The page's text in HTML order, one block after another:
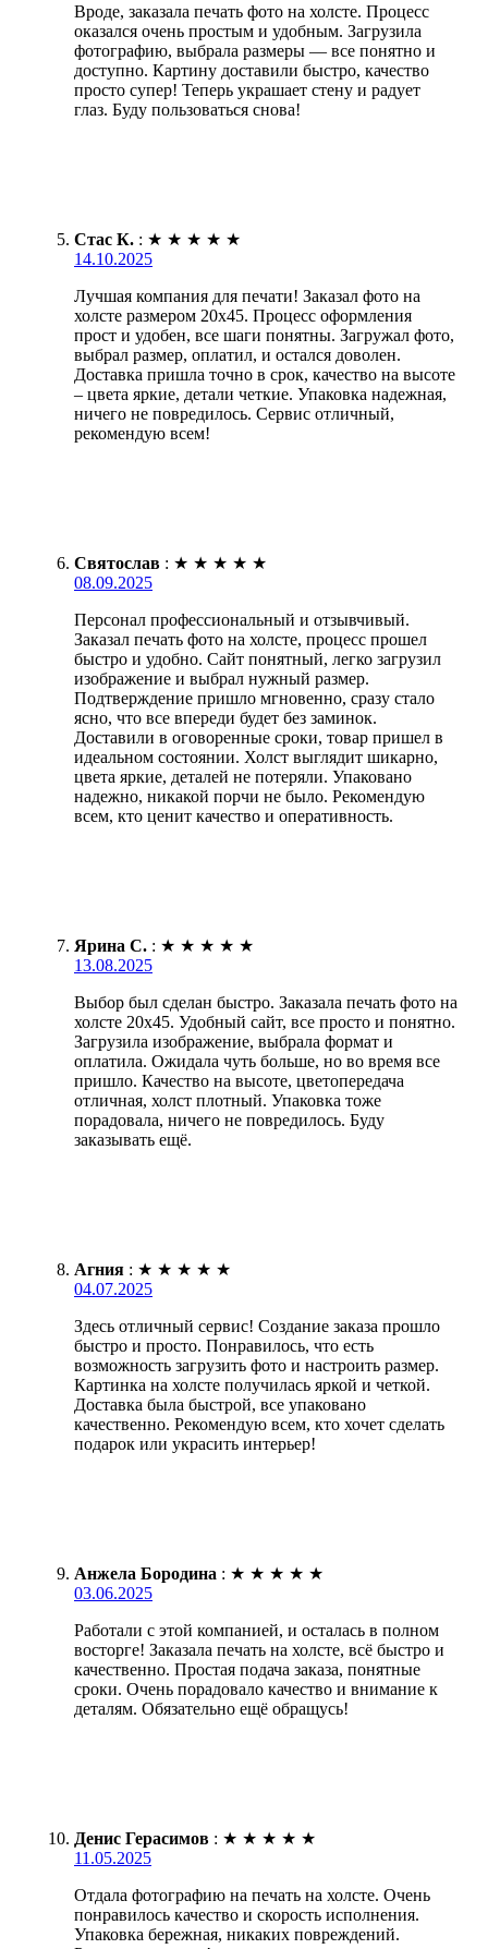
Вроде, заказала печать фото на холсте. Процесс
оказался очень простым и удобным. Загрузила
фотографию, выбрала размеры — все понятно и
доступно. Картину доставили быстро, качество
просто супер! Теперь украшает стену и радует
глаз. Буду пользоваться снова!
Стас К. : ★ ★ ★ ★ ★
14.10.2025
Лучшая компания для печати! Заказал фото на
холсте размером 20х45. Процесс оформления
прост и удобен, все шаги понятны. Загружал фото,
выбрал размер, оплатил, и остался доволен.
Доставка пришла точно в срок, качество на высоте
– цвета яркие, детали четкие. Упаковка надежная,
ничего не повредилось. Сервис отличный,
рекомендую всем!
Святослав : ★ ★ ★ ★ ★
08.09.2025
Персонал профессиональный и отзывчивый.
Заказал печать фото на холсте, процесс прошел
быстро и удобно. Сайт понятный, легко загрузил
изображение и выбрал нужный размер.
Подтверждение пришло мгновенно, сразу стало
ясно, что все впереди будет без заминок.
Доставили в оговоренные сроки, товар пришел в
идеальном состоянии. Холст выглядит шикарно,
цвета яркие, деталей не потеряли. Упаковано
надежно, никакой порчи не было. Рекомендую
всем, кто ценит качество и оперативность.
Ярина С. : ★ ★ ★ ★ ★
13.08.2025
Выбор был сделан быстро. Заказала печать фото на
холсте 20х45. Удобный сайт, все просто и понятно.
Загрузила изображение, выбрала формат и
оплатила. Ожидала чуть больше, но во время все
пришло. Качество на высоте, цветопередача
отличная, холст плотный. Упаковка тоже
порадовала, ничего не повредилось. Буду
заказывать ещё.
Агния : ★ ★ ★ ★ ★
04.07.2025
Здесь отличный сервис! Создание заказа прошло
быстро и просто. Понравилось, что есть
возможность загрузить фото и настроить размер.
Картинка на холсте получилась яркой и четкой.
Доставка была быстрой, все упаковано
качественно. Рекомендую всем, кто хочет сделать
подарок или украсить интерьер!
Анжела Бородина : ★ ★ ★ ★ ★
03.06.2025
Работали с этой компанией, и осталась в полном
восторге! Заказала печать на холсте, всё быстро и
качественно. Простая подача заказа, понятные
сроки. Очень порадовало качество и внимание к
деталям. Обязательно ещё обращусь!
Денис Герасимов : ★ ★ ★ ★ ★
11.05.2025
Отдала фотографию на печать на холсте. Очень
понравилось качество и скорость исполнения.
Упаковка бережная, никаких повреждений.